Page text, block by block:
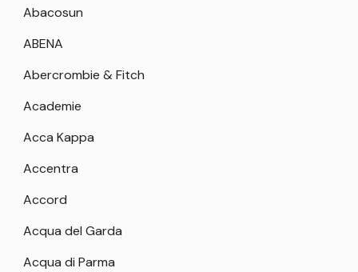
Abacosun
ABENA
Abercrombie & Fitch
Academie
Acca Kappa
Accentra
Accord
Acqua del Garda
Acqua di Parma